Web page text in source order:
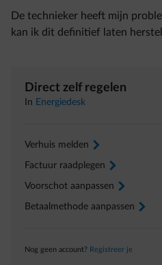
De technieker heeft mijn
kan ik dit definitief laten
Direct zelf regelen
In Energiedesk
Verhuis melden arrow-right
Factuur raadplegen arrow-right
Voorschot aanpassen arrow-right
Betaalmethode aanpassen arrow-right
Nog geen account? Registreer je